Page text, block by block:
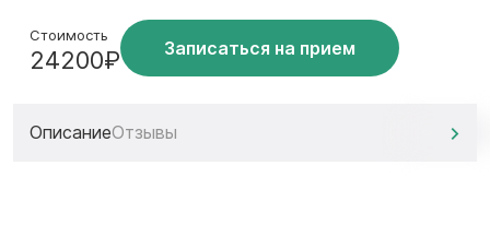
Стоимость
24200₽ Записаться на прием
ОписаниеОтзывы